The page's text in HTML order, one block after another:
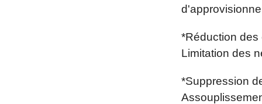
*Réduction
Limitation des
*Suppression